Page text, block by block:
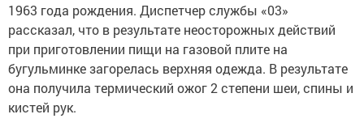
1963 года рождения. Диспетчер службы «03»
рассказал, что в результате неосторожных действий
при приготовлении пищи на газовой плите на
бугульминке загорелась верхняя одежда. В результате
она получила термический ожог 2 степени шеи, спины и
кистей рук.